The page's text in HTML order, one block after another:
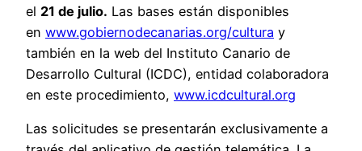
el 21 de julio. Las bases están disponibles
en www.gobiernodecanarias.org/cultura y
también en la web del Instituto Canario de
Desarrollo Cultural (ICDC), entidad colaboradora
en este procedimiento, www.icdcultural.org
Las solicitudes se presentarán exclusivamente a